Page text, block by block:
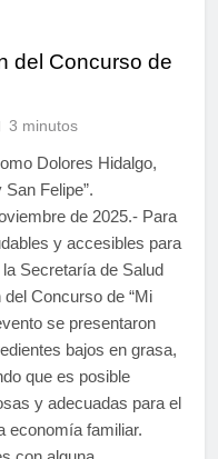
del Concurso de
3 minutos
Dolores Hidalgo,
Felipe”.
de 2025.- Para
y accesibles para
Secretaría de Salud
Concurso de “Mi
se presentaron
bajos en grasa,
que es posible
y adecuadas para el
economía familiar.